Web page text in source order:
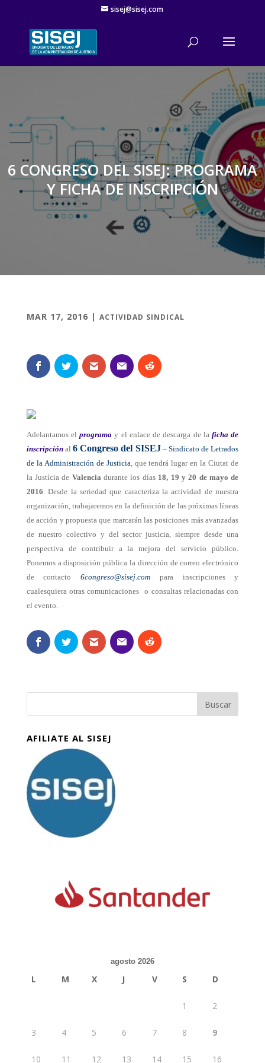
sisej@sisej.com
'
6 CONGRESO DEL SISEJ: PROGRAMA
Y FICHA DE INSCRIPCIÓN
MAR 17, 2016 | ACTIVIDAD SINDICAL
Adelantamos elprograma y el enlace de descarga de la ficha de
inscripciónal6 Congreso del SISEJ – Sindicato de Letrados
de la Administración de Justicia, que tendrá lugar en la Ciutat de
la Justícia de Valencia durante los días 18, 19 y 20 de mayo de
2016. Desde la seriedad que caracteriza la actividad de nuestra
organización, trabajaremos en la definición de las próximas líneas
de acción y propuesta que marcarán las posiciones más avanzadas
de nuestro colectivo y del sector justicia, siempre desde una
perspectiva de contribuir a la mejora del servicio público.
Ponemos a disposición pública la dirección de correo electrónico
de contacto6congreso@sisej.com para inscripciones y
cualesquiera otras comunicaciones o consultas relacionadas con
el evento.
AFILIATE AL SISEJ
agosto 2026
L M X J V S D
1 2
3 4 5 6 7 8 9
10 11 12 13 14 15 16